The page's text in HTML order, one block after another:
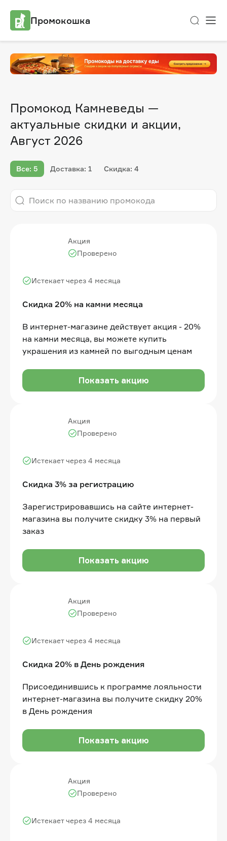
Промокошка
Промокод Камневеды —
актуальные скидки и акции,
Август 2026
Все: 5 Доставка: 1 Скидка: 4
Акция
Скидка 20% на камни месяца
Истекает через 4 месяца
Проверено
В интернет-магазине действует акция - 20%
на камни месяца, вы можете купить
украшения из камней по выгодным ценам
Показать акцию
Акция
Скидка 3% за регистрацию
Истекает через 4 месяца
Проверено
Зарегистрировавшись на сайте интернет-
магазина вы получите скидку 3% на первый
заказ
Показать акцию
Акция
Скидка 20% в День рождения
Истекает через 4 месяца
Проверено
Присоединившись к программе лояльности
интернет-магазина вы получите скидку 20%
в День рождения
Показать акцию
Акция
Истекает через 4 месяца
Проверено